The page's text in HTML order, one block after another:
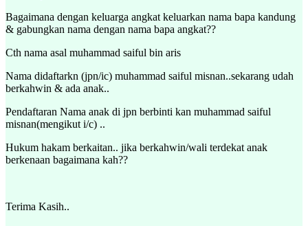
Bagaimana dengan keluarga angkat keluarkan nama bapa kandung
& gabungkan nama dengan nama bapa angkat??
Cth nama asal muhammad saiful bin aris
Nama didaftarkn (jpn/ic) muhammad saiful misnan..sekarang udah
berkahwin & ada anak..
Pendaftaran Nama anak di jpn berbinti kan muhammad saiful
misnan(mengikut i/c) ..
Hukum hakam berkaitan.. jika berkahwin/wali terdekat anak
berkenaan bagaimana kah??
Terima Kasih..